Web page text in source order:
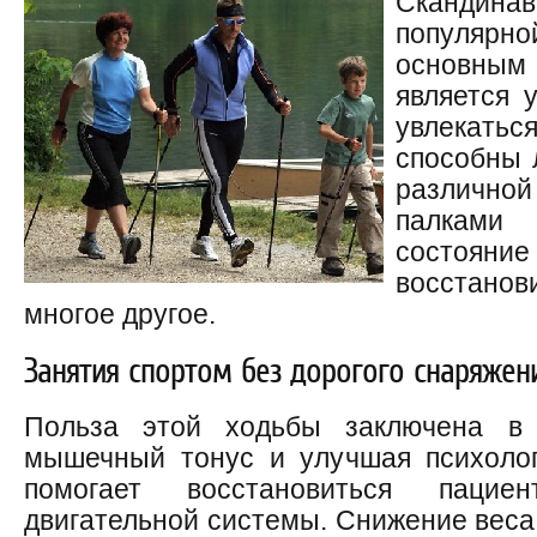
является
способны
палками
многое другое.
Занятия спортом без дорогого
Польза этой ходьбы заключена
мышечный тонус и улучшая
помогает восстановиться
двигательной системы. Снижение